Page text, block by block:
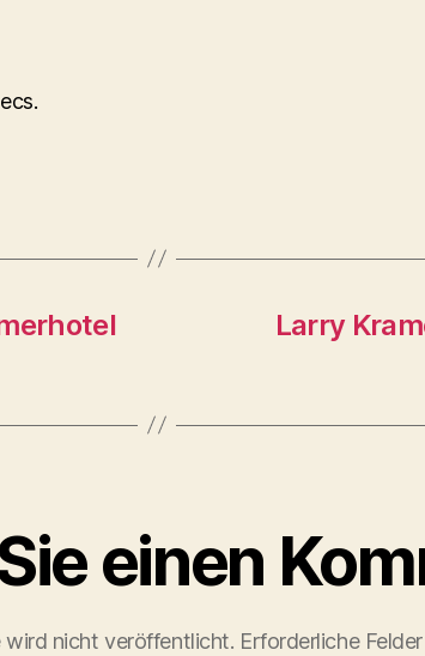
Larry
einen
wird nicht veröffentlicht. Erforderliche